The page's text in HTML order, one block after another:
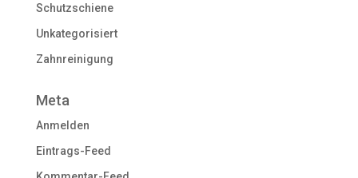
Schutzschiene
Unkategorisiert
Zahnreinigung
Meta
Anmelden
Eintrags-Feed